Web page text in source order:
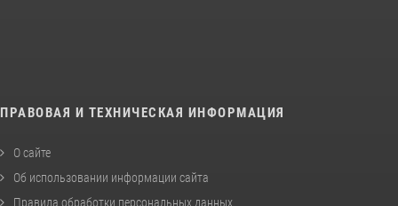
ПРАВОВАЯ И ТЕХНИЧЕСКАЯ ИНФОРМАЦИЯ
О сайте
Об использовании информации сайта
Правила обработки персональных данных